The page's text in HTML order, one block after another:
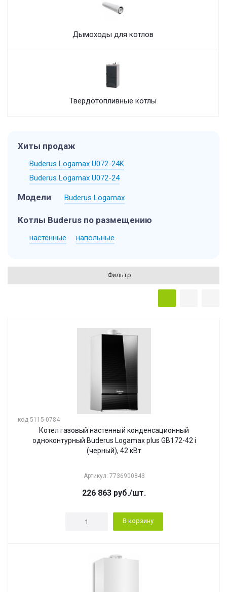
Дымоходы для котлов
Твердотопливные котлы
Хиты продаж
Buderus Logamax U072-24K
Buderus Logamax U072-24
Модели Buderus Logamax
Котлы Buderus по размещению
настенные напольные
Фильтр
код 5115-0784
Котел газовый настенный конденсационный
одноконтурный Buderus Logamax plus GB172-42 i
(черный), 42 кВт
Артикул: 7736900843
226 863 руб./шт.
В корзину